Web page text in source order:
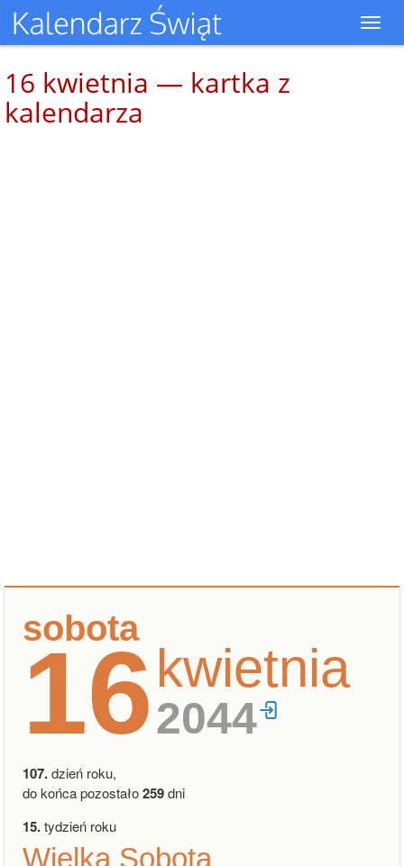
16 kwietnia — kartka z
kalendarza
sobota
16kwietnia
2044
107.dzień roku,
do końca pozostało259dni
15.tydzień roku
Wielka Sobota